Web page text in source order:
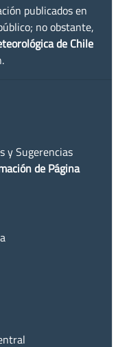
publicados en
no obstante,
de Chile
y Sugerencias
de Página